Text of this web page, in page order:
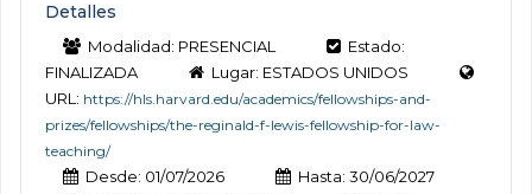
Detalles
Modalidad: PRESENCIAL
Estado:
FINALIZADA
Lugar: ESTADOS UNIDOS
URL: https://hls.harvard.edu/academics/fellowships-and-
prizes/fellowships/the-reginald-f-lewis-fellowship-for-law-
teaching/
Desde: 01/07/2026
Hasta: 30/06/2027